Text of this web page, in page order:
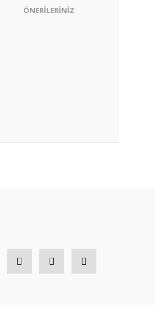
ÖNERİLERİNİZ